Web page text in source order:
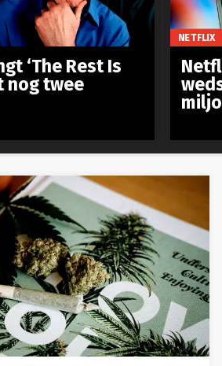
‘The Rest Is
nog twee
NETFLIX